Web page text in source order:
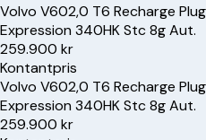
Volvo V602,0 T6 Recharge
Expression 340HK Stc 8g Aut.
259.900 kr
Kontantpris
Volvo V602,0 T6 Recharge
Expression 340HK Stc 8g Aut.
259.900 kr